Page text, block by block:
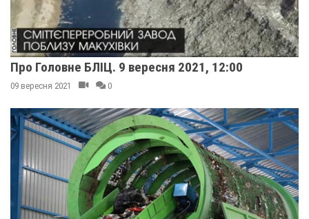
Про Головне БЛІЦ. 9 вересня 2021, 12:00
09 вересня 2021 0